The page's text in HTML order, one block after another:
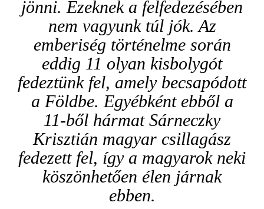
jönni. Ezeknek a felfedezésében
nem vagyunk túl jók. Az
emberiség történelme során
eddig 11 olyan kisbolygót
fedeztünk fel, amely becsapódott
a Földbe. Egyébként ebből a
11-ből hármat Sárneczky
Krisztián magyar csillagász
fedezett fel, így a magyarok neki
köszönhetően élen járnak
ebben.